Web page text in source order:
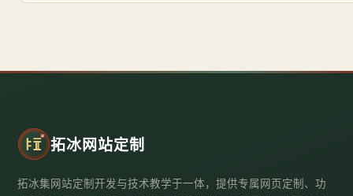
拓冰网站定制
拓冰集网站定制开发与技术教学于一体，提供专属网页定制、功